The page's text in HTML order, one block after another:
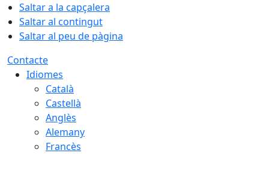
Saltar a la capçalera
Saltar al contingut
Saltar al peu de pàgina
Contacte
Idiomes
Català
Castellà
Anglès
Alemany
Francès